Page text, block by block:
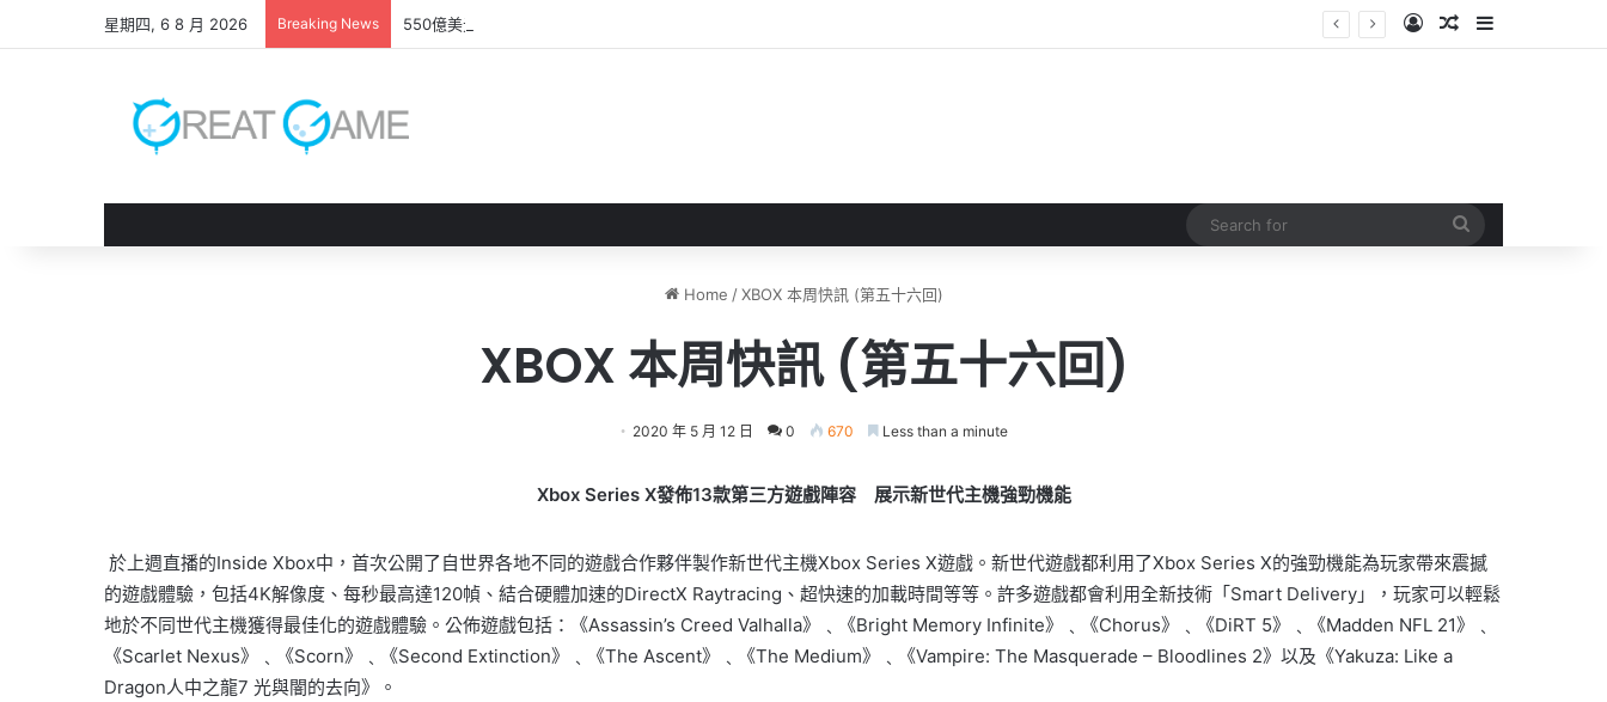
星期四, 6 8 月 2026 Breaking News 550億美元收購案正式完成 EA轉型成為私人公司 Log InRandom Article
Sidebar
Home / XBOX 本周快訊 (第五十六回)
XBOX 本周快訊 (第五十六回)
2020 年 5 月 12 日 0 670 Less than a minute
Xbox Series X發佈13款第三方遊戲陣容 展示新世代主機強勁機能
於上週直播的Inside Xbox中，首次公開了自世界各地不同的遊戲合作夥伴製作新世代主機Xbox Series X遊戲。新世代遊戲都利用了Xbox Series X的強勁機能為玩家帶來震撼
的遊戲體驗，包括4K解像度、每秒最高達120幀、結合硬體加速的DirectX Raytracing、超快速的加載時間等等。許多遊戲都會利用全新技術「Smart Delivery」，玩家可以輕鬆
地於不同世代主機獲得最佳化的遊戲體驗。公佈遊戲包括：《Assassin’s Creed Valhalla》﹑《Bright Memory Infinite》﹑《Chorus》﹑《DiRT 5》﹑《Madden NFL 21》﹑
《Scarlet Nexus》﹑《Scorn》﹑《Second Extinction》﹑《The Ascent》﹑《The Medium》﹑《Vampire: The Masquerade – Bloodlines 2》以及《Yakuza: Like a
Dragon人中之龍7 光與闇的去向》。